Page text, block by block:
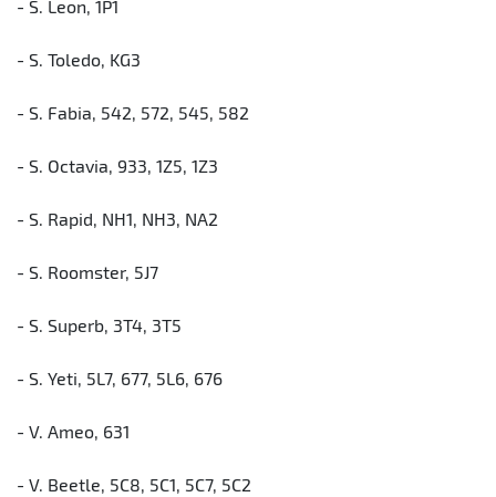
- S. Leon, 1P1
- S. Toledo, KG3
- S. Fabia, 542, 572, 545, 582
- S. Octavia, 933, 1Z5, 1Z3
- S. Rapid, NH1, NH3, NA2
- S. Roomster, 5J7
- S. Superb, 3T4, 3T5
- S. Yeti, 5L7, 677, 5L6, 676
- V. Ameo, 631
- V. Beetle, 5C8, 5C1, 5C7, 5C2